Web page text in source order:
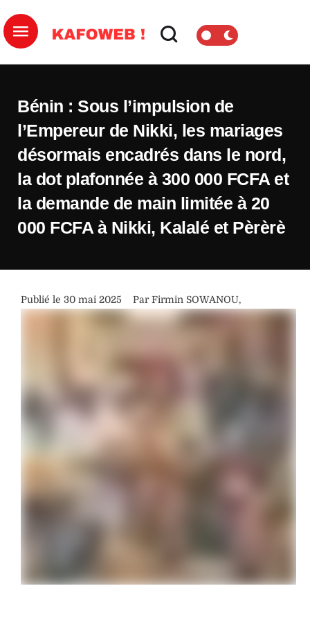
Bénin : Sous l’impulsion de
l’Empereur de Nikki, les mariages
désormais encadrés dans le nord,
la dot plafonnée à 300 000 FCFA et
la demande de main limitée à 20
000 FCFA à Nikki, Kalalé et Pèrèrè
Publié le 30 mai 2025 Par Firmin SOWANOU,